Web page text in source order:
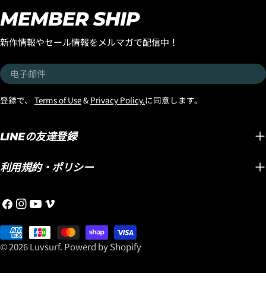
MEMBER SHIP
新作情報やセール情報をメルマガで配信中！
电
子
邮
登録で、 Terms of Use& Privacy Policy.に同意します。
LINEの友達登録
利用規約・ポリシー
Facebook
Instagram
YouTube
维
奥
© 2026Luvsurf. Powerd by Shopify
付
式